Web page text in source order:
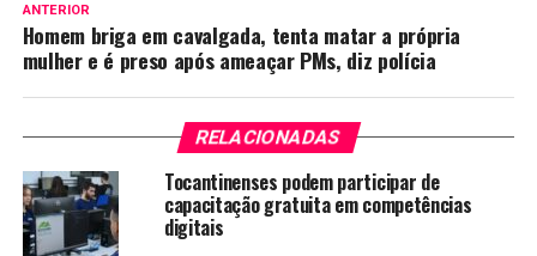
ANTERIOR
Homem briga em cavalgada, tenta matar a própria
mulher e é preso após ameaçar PMs, diz polícia
RELACIONADAS
Tocantinenses podem participar de
capacitação gratuita em competências
digitais